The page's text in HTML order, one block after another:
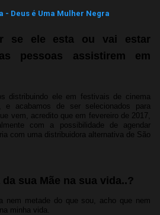
- Deus é Uma Mulher Negra
se ele esta ou vai estar
pessoas assistirem em
distribuindo ele em festivais de cinema
e acabamos de ser selecionados para
vem, acredito que em fevereiro de 2017,
com a possibilidade de agendar
com uma distribuidora alternativa de São
sua Mãe na sua vida..?
nem metade do que sou, acho que nem
minha vida.